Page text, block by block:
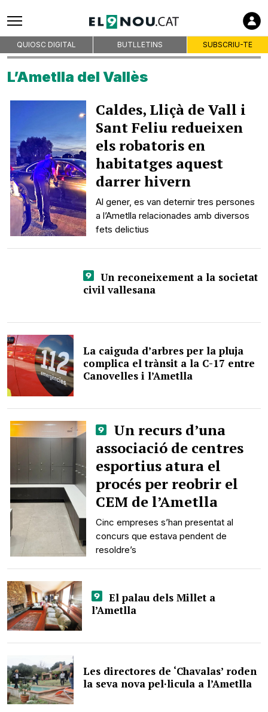
QUIOSC DIGITAL BUTLLETINS SUBSCRIU-TE
L’Ametlla del Vallès
Caldes, Lliçà de Vall i
Sant Feliu redueixen
els robatoris en
habitatges aquest
darrer hivern
Al gener, es van deternir tres persones
a l’Ametlla relacionades amb diversos
fets delictius
Un reconeixement a la societat
civil vallesana
La caiguda d’arbres per la pluja
complica el trànsit a la C-17 entre
Canovelles i l’Ametlla
Un recurs d’una
associació de centres
esportius atura el
procés per reobrir el
CEM de l’Ametlla
Cinc empreses s’han presentat al
concurs que estava pendent de
resoldre’s
El palau dels Millet a
l’Ametlla
Les directores de ‘Chavalas’ roden
la seva nova pel·licula a l’Ametlla